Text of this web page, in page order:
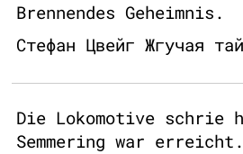
Brennendes Geheimnis.
Стефан Цвейг Жгучая
Die Lokomotive schrie
Semmering war erreicht.